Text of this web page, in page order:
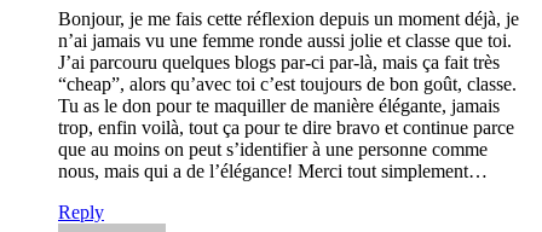
Bonjour, je me fais cette réflexion depuis un moment déjà, je
n’ai jamais vu une femme ronde aussi jolie et classe que toi.
J’ai parcouru quelques blogs par-ci par-là, mais ça fait très
“cheap”, alors qu’avec toi c’est toujours de bon goût, classe.
Tu as le don pour te maquiller de manière élégante, jamais
trop, enfin voilà, tout ça pour te dire bravo et continue parce
que au moins on peut s’identifier à une personne comme
nous, mais qui a de l’élégance! Merci tout simplement…
Reply